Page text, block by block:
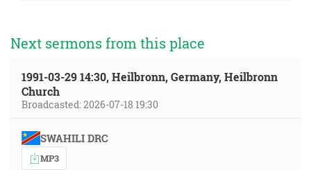
Next sermons from this place
1991-03-29 14:30, Heilbronn, Germany, Heilbronn
Church
Broadcasted: 2026-07-18 19:30
SWAHILI DRC
MP3